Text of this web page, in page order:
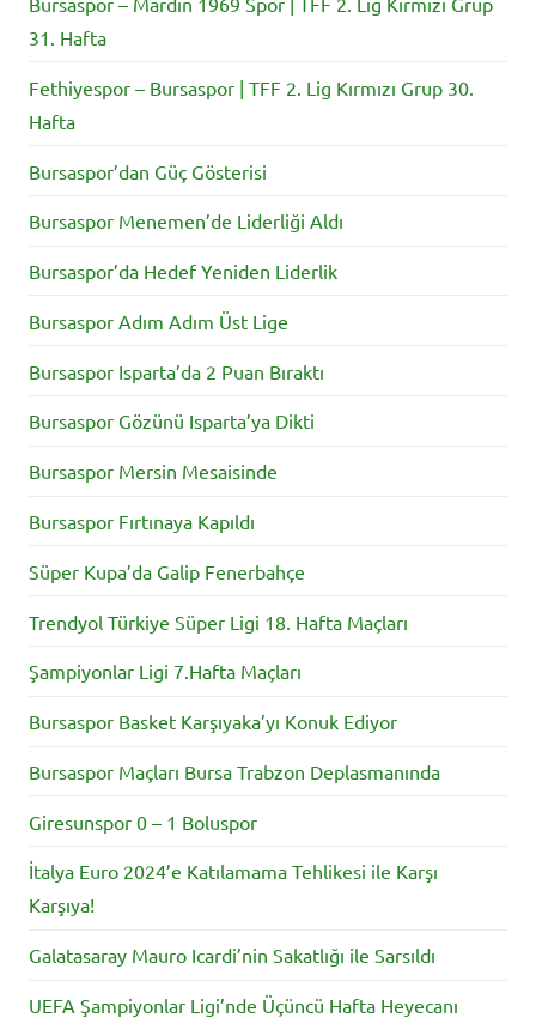
31. Hafta
Fethiyespor – Bursaspor | TFF 2. Lig Kırmızı Grup 30.
Hafta
Bursaspor’dan Güç Gösterisi
Bursaspor Menemen’de Liderliği Aldı
Bursaspor’da Hedef Yeniden Liderlik
Bursaspor Adım Adım Üst Lige
Bursaspor Isparta’da 2 Puan Bıraktı
Bursaspor Gözünü Isparta’ya Dikti
Bursaspor Mersin Mesaisinde
Bursaspor Fırtınaya Kapıldı
Süper Kupa’da Galip Fenerbahçe
Trendyol Türkiye Süper Ligi 18. Hafta Maçları
Şampiyonlar Ligi 7.Hafta Maçları
Bursaspor Basket Karşıyaka’yı Konuk Ediyor
Bursaspor Maçları Bursa Trabzon Deplasmanında
Giresunspor 0 – 1 Boluspor
İtalya Euro 2024’e Katılamama Tehlikesi ile Karşı
Karşıya!
Galatasaray Mauro Icardi’nin Sakatlığı ile Sarsıldı
UEFA Şampiyonlar Ligi’nde Üçüncü Hafta Heyecanı